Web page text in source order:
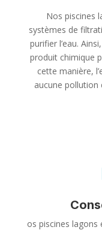
Nos piscines
systèmes de
purifier l’eau.
produit chimique
cette manière,
aucune pollution
os piscines